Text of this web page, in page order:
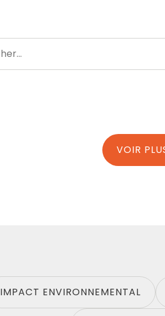
VOIR
IMPACT ENVIRONNEMENTAL